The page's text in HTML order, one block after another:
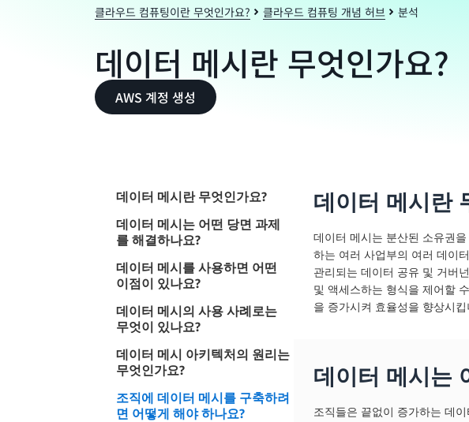
클라우드 컴퓨팅이란 무엇인가요? 클라우드 컴퓨팅 개념 허브 분석
데이터 메시란 무엇인가요?
AWS 계정 생성
데이터 메시란 무엇인가요?
데이터 메시는 어떤 당면 과제
를 해결하나요?
데이터 메시를 사용하면 어떤
이점이 있나요?
데이터 메시의 사용 사례로는
무엇이 있나요?
데이터 메시 아키텍처의 원리는
무엇인가요?
조직에 데이터 메시를 구축하려
면 어떻게 해야 하나요?
데이터 메시란
데이터 메시는 분산된 소유권
하는 여러 사업부의 여러 데이
관리되는 데이터 공유 및 거버
및 액세스하는 형식을 제어할
을 증가시켜 효율성을 향상시킵
데이터 메시는
조직들은 끝없이 증가하는 데